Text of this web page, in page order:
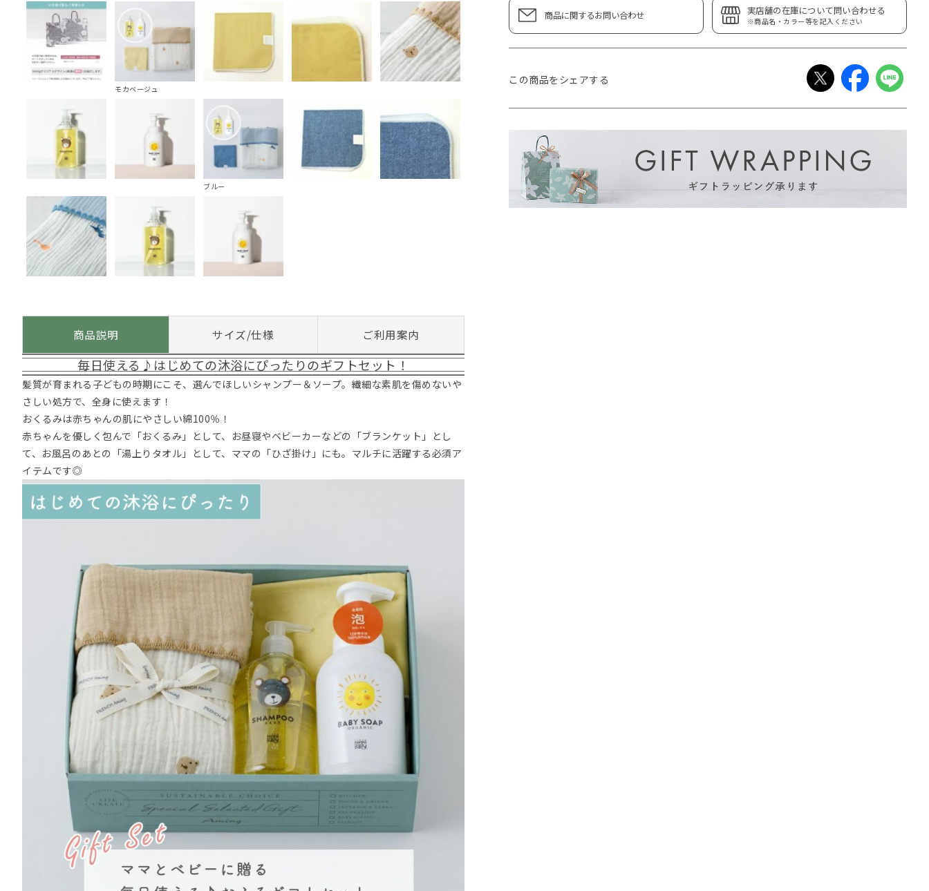
モカベージュ
ブルー
商品説明 サイズ/仕様 ご利用案内
毎日使える♪はじめての沐浴にぴったりのギフトセット！
髪質が育まれる子どもの時期にこそ、選んでほしいシャンプー＆ソープ。繊細な素肌を傷めないや
さしい処方で、全身に使えます！
おくるみは赤ちゃんの肌にやさしい綿100％！
赤ちゃんを優しく包んで「おくるみ」として、お昼寝やベビーカーなどの「ブランケット」とし
て、お風呂のあとの「湯上りタオル」として、ママの「ひざ掛け」にも。マルチに活躍する必須ア
イテムです◎
商品に関するお問い合わせ 実店舗の在庫について問い合わせる
※商品名・カラー等を記入ください
この商品をシェアする